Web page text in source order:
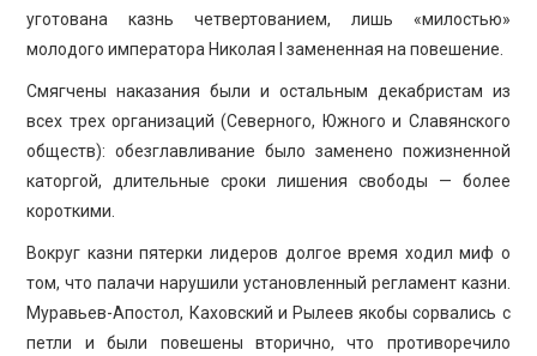
уготована казнь четвертованием, лишь «милостью»
молодого императора Николая I замененная на повешение.
Смягчены наказания были и остальным декабристам из
всех трех организаций (Северного, Южного и Славянского
обществ): обезглавливание было заменено пожизненной
каторгой, длительные сроки лишения свободы — более
короткими.
Вокруг казни пятерки лидеров долгое время ходил миф о
том, что палачи нарушили установленный регламент казни.
Муравьев-Апостол, Каховский и Рылеев якобы сорвались с
петли и были повешены вторично, что противоречило